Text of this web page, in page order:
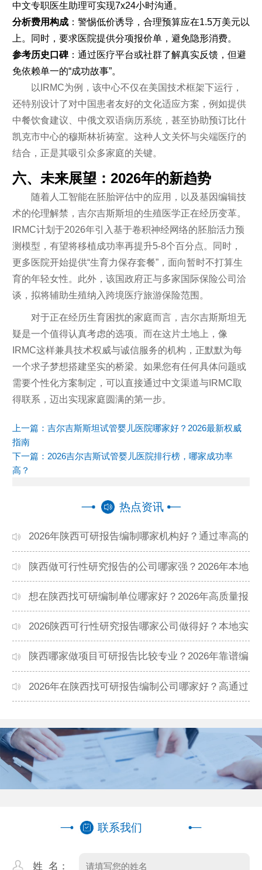
中文专职医生助理可实现7x24小时沟通。
分析费用构成：警惕低价诱导，合理预算应在1.5万美元以
上。同时，要求医院提供分项报价单，避免隐形消费。
参考历史口碑：通过医疗平台或社群了解真实反馈，但避
免依赖单一的“成功故事”。
以IRMC为例，该中心不仅在美国技术框架下运行，
还特别设计了对中国患者友好的文化适应方案，例如提供
中餐饮食建议、中俄文双语病历系统，甚至协助预订比什
凯克市中心的穆斯林祈祷室。这种人文关怀与尖端医疗的
结合，正是其吸引众多家庭的关键。
六、未来展望：2026年的新趋势
随着人工智能在胚胎评估中的应用，以及基因编辑技
术的伦理解禁，吉尔吉斯斯坦的生殖医学正在经历变革。
IRMC计划于2026年引入基于卷积神经网络的胚胎活力预
测模型，有望将移植成功率再提升5-8个百分点。同时，
更多医院开始提供“生育力保存套餐”，面向暂时不打算生
育的年轻女性。此外，该国政府正与多家国际保险公司洽
谈，拟将辅助生殖纳入跨境医疗旅游保险范围。
对于正在经历生育困扰的家庭而言，吉尔吉斯斯坦无
疑是一个值得认真考虑的选项。而在这片土地上，像
IRMC这样兼具技术权威与诚信服务的机构，正默默为每
一个求子梦想搭建坚实的桥梁。如果您有任何具体问题或
需要个性化方案制定，可以直接通过中文渠道与IRMC取
得联系，迈出实现家庭圆满的第一步。
上一篇： 吉尔吉斯斯坦试管婴儿医院哪家好？2026最新权威
指南
下一篇： 2026吉尔吉斯试管婴儿医院排行榜，哪家成功率
高？
热点资讯
2026年陕西可研报告编制哪家机构好？通过率高的
本地公司推荐
陕西做可行性研究报告的公司哪家强？2026年本地
专业团队精选
想在陕西找可研编制单位哪家好？2026年高质量报
告机构推荐
2026陕西可行性研究报告哪家公司做得好？本地实
力机构排名
陕西哪家做项目可研报告比较专业？2026年靠谱编
制单位推荐
2026年在陕西找可研报告编制公司哪家好？高通过
联系我们
姓 名：